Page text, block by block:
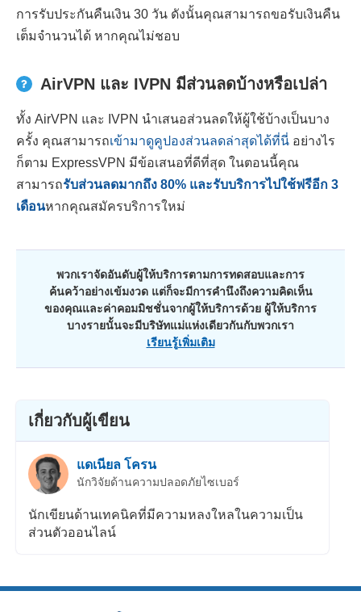
การรับประกันคืนเงิน 30 วัน ดังนั้นคุณสามารถขอรับเงินคืน
เต็มจำนวนได้ หากคุณไม่ชอบ
AirVPN และ IVPN มีส่วนลดบ้างหรือเปล่า
ทั้ง AirVPN และ IVPN นำเสนอส่วนลดให้ผู้ใช้บ้างเป็นบาง
ครั้ง คุณสามารถเข้ามาดูคูปองส่วนลดล่าสุดได้ที่นี่ อย่างไร
ก็ตาม ExpressVPN มีข้อเสนอที่ดีที่สุด ในตอนนี้คุณ
สามารถรับส่วนลดมากถึง 80% และรับบริการไปใช้ฟรีอีก 3
เดือนหากคุณสมัครบริการใหม่
พวกเราจัดอันดับผู้ให้บริการตามการทดสอบและการ
ค้นคว้าอย่างเข้มงวด แต่ก็จะมีการคำนึงถึงความคิดเห็น
ของคุณและค่าคอมมิชชั่นจากผู้ให้บริการด้วย ผู้ให้บริการ
บางรายนั้นจะมีบริษัทแม่แห่งเดียวกันกับพวกเรา
เรียนรู้เพิ่มเติม
เกี่ยวกับผู้เขียน
แดเนียล โครน
นักวิจัยด้านความปลอดภัยไซเบอร์
นักเขียนด้านเทคนิคที่มีความหลงใหลในความเป็น
ส่วนตัวออนไลน์